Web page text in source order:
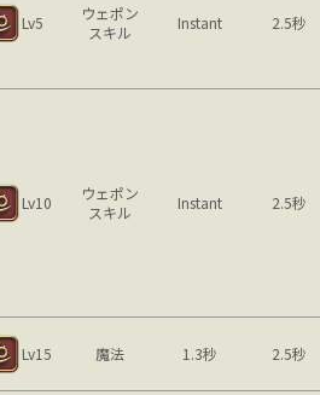
Lv5
ウェポン
スキル
Instant 2.5秒
Lv10
ウェポン
スキル
Instant 2.5秒
Lv15 魔法 1.3秒 2.5秒